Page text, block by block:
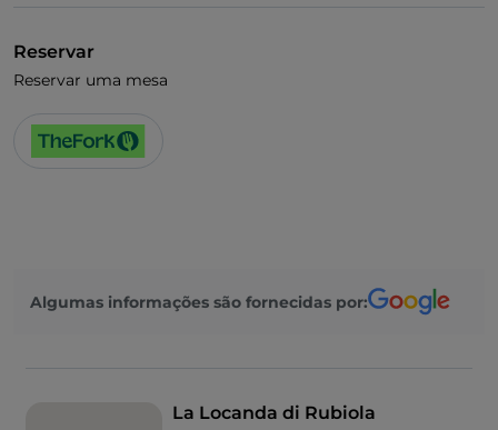
Reservar
Reservar uma mesa
Algumas informações são fornecidas por:
La Locanda di Rubiola